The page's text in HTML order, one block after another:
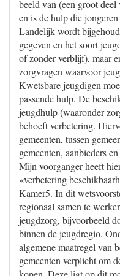
beeld van (een groot
en is de hulp die
Landelijk wordt
gegeven en het soort
of zonder verblijf), maar
zorgvragen waarvoor
Kwetsbare jeugdigen
passende hulp. De
jeugdhulp (waaronder
behoeft verbetering.
gemeenten, tussen
gemeenten, aanbieders
Mijn voorganger heeft
«verbetering
Kamer5. In dit
regionaal samen te
jeugdzorg, bijvoorbeeld
binnen de jeugdregio.
algemene maatregel van
gemeenten verplicht om